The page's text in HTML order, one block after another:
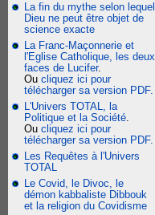
La fin du mythe selon lequel
Dieu ne peut être objet de
science exacte
La Franc-Maçonnerie et
l'Eglise Catholique, les deux
faces de Lucifer.
Ou cliquez ici pour
télécharger sa version PDF.
L'Univers TOTAL, la
Politique et la Société.
Ou cliquez ici pour
télécharger sa version PDF.
Les Requêtes à l'Univers
TOTAL
Le Covid, le Divoc, le
démon kabbaliste Dibbouk
et la religion du Covidisme